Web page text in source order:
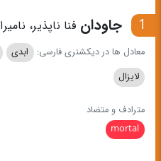
1 جاودانفنا ناپذیر، نامیرا
معادل ها در دیکشنری فارسی: ابدی
لایزال
مترادف و متضاد
mortal